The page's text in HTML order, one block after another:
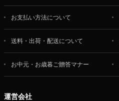
お支払い方法について
送料・出荷・配送について
お中元・お歳暮ご贈答マナー
運営会社